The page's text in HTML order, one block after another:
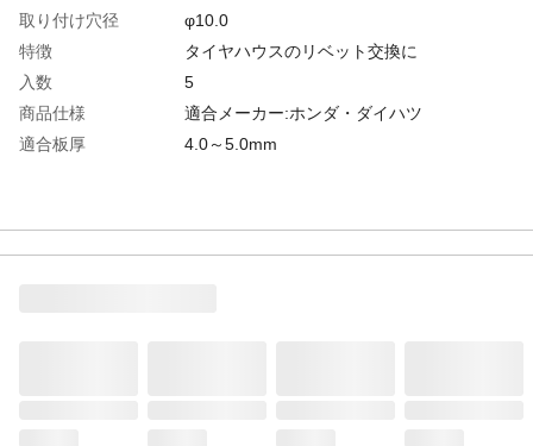
取り付け穴径
φ10.0
特徴
タイヤハウスのリベット交換に
入数
5
商品仕様
適合メーカー:ホンダ・ダイハツ
適合板厚
4.0～5.0mm